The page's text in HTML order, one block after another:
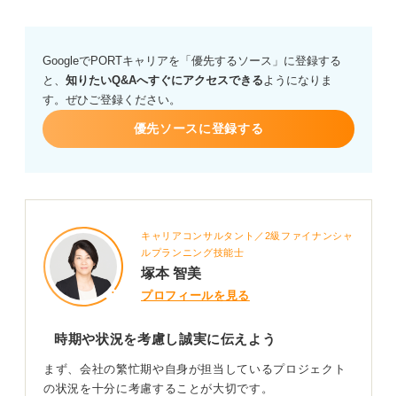
GoogleでPORTキャリアを「優先するソース」に登録する
と、 知りたいQ&Aへすぐにアクセスできるようになりま
す。ぜひご登録ください。
優先ソースに登録する
キャリアコンサルタント／2級ファイナンシャ
ルプランニング技能士
塚本 智美
プロフィールを見る
時期や状況を考慮し誠実に伝えよう
まず、会社の繁忙期や自身が担当しているプロジェクト
の状況を十分に考慮することが大切です。